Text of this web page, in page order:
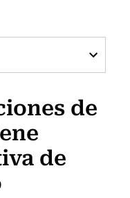
de
de